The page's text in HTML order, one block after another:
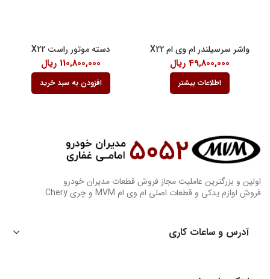
واشر سرسیلندر ام وی ام X22
49,800,000 ریال
اطلاعات بیشتر
دسته موتور راست X22
110,800,000 ریال
افزودن به سبد خرید
اولین و بزرگترین عاملیت مجاز فروش قطعات مدیران خودرو
فروش لوازم یدکی و قطعات اصلی ام وی ام MVM و چری Chery
آدرس و ساعات کاری